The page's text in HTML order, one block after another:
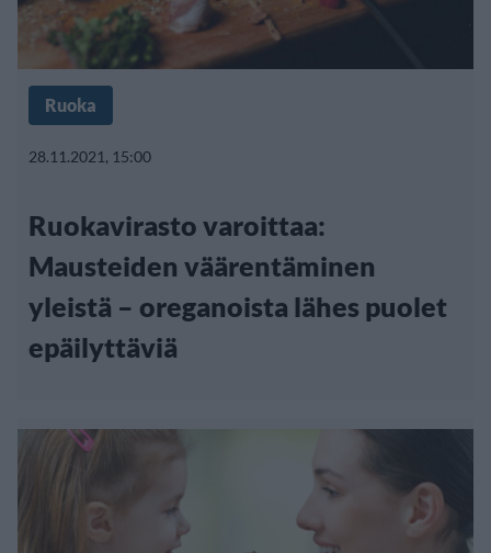
Ruoka
28.11.2021, 15:00
Ruokavirasto varoittaa:
Mausteiden väärentäminen
yleistä – oreganoista lähes puolet
epäilyttäviä